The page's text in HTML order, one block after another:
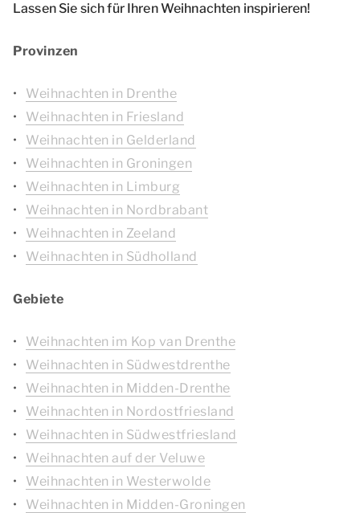
Lassen Sie sich für Ihren Weihnachten inspirieren!
Provinzen
Weihnachten in Drenthe
Weihnachten in Friesland
Weihnachten in Gelderland
Weihnachten in Groningen
Weihnachten in Limburg
Weihnachten in Nordbrabant
Weihnachten in Zeeland
Weihnachten in Südholland
Gebiete
Weihnachten im Kop van Drenthe
Weihnachten in Südwestdrenthe
Weihnachten in Midden-Drenthe
Weihnachten in Nordostfriesland
Weihnachten in Südwestfriesland
Weihnachten auf der Veluwe
Weihnachten in Westerwolde
Weihnachten in Midden-Groningen